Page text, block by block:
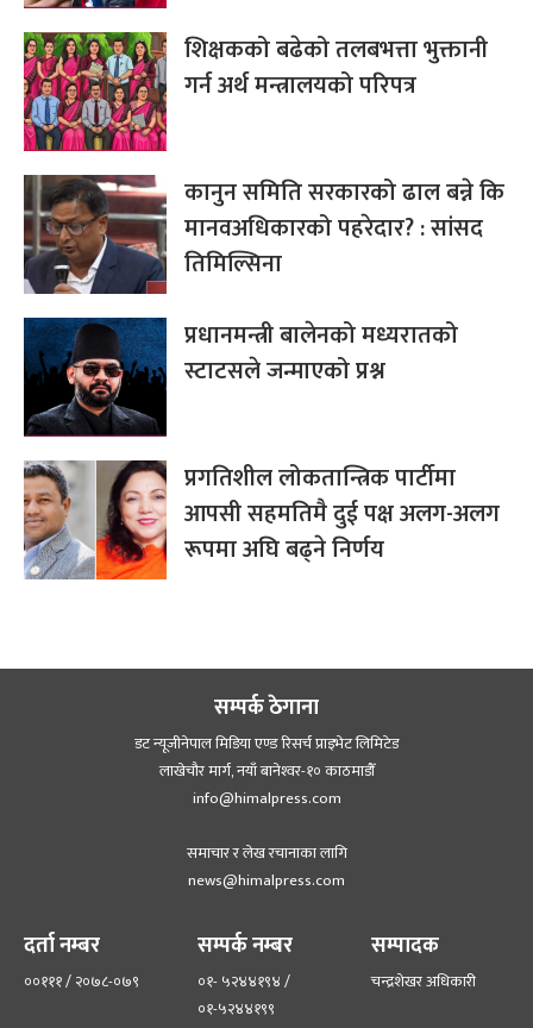
शिक्षकको बढेको तलबभत्ता भुक्तानी
गर्न अर्थ मन्त्रालयको परिपत्र
कानुन समिति सरकारको ढाल बन्ने कि
मानवअधिकारको पहरेदार? : सांसद
तिमिल्सिना
प्रधानमन्त्री बालेनको मध्यरातको
स्टाटसले जन्माएको प्रश्न
प्रगतिशील लोकतान्त्रिक पार्टीमा
आपसी सहमतिमै दुई पक्ष अलग-अलग
रूपमा अघि बढ्ने निर्णय
सम्पर्क ठेगाना
डट न्यूजीनेपाल मिडिया एण्ड रिसर्च प्राइभेट लिमिटेड
लाखेचौर मार्ग, नयाँ बानेश्‍वर-१० काठमाडौँ
info@himalpress.com
समाचार र लेख रचानाका लागि
news@himalpress.com
दर्ता नम्बर
००१११ / २०७८-०७९
सम्पर्क नम्बर
०१- ५२४४१९४ /
०१-५२४४१९९
सम्पादक
चन्द्रशेखर अधिकारी